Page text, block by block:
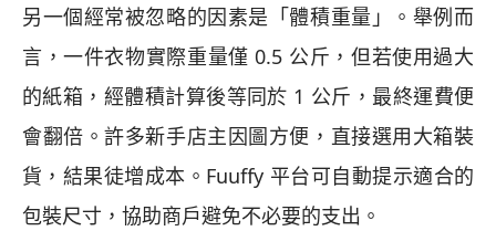
另一個經常被忽略的因素是「體積重量」。舉例而
言，一件衣物實際重量僅 0.5 公斤，但若使用過大
的紙箱，經體積計算後等同於 1 公斤，最終運費便
會翻倍。許多新手店主因圖方便，直接選用大箱裝
貨，結果徒增成本。Fuuffy 平台可自動提示適合的
包裝尺寸，協助商戶避免不必要的支出。